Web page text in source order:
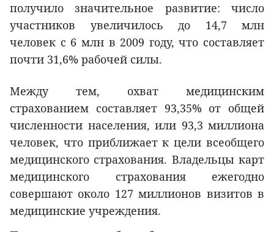
получило значительное развитие: число
участников увеличилось до 14,7 млн
человек с 6 млн в 2009 году, что составляет
почти 31,6% рабочей силы.
Между тем, охват медицинским
страхованием составляет 93,35% от общей
численности населения, или 93,3 миллиона
человек, что приближает к цели всеобщего
медицинского страхования. Владельцы карт
медицинского страхования ежегодно
совершают около 127 миллионов визитов в
медицинские учреждения.